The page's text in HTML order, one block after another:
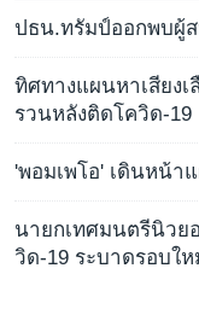
ปธน.ทรัมป์ออกพบผู้
ทิศทางแผนหาเสียง
รวนหลังติดโควิด-19
'พอมเพโอ' เดินหน้า
นายกเทศมนตรีนิวย
วิด-19 ระบาดรอบให